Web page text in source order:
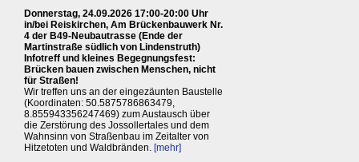
Donnerstag, 24.09.2026 17:00-20:00 Uhr
in/bei Reiskirchen, Am Brückenbauwerk Nr.
4 der B49-Neubautrasse (Ende der
Martinstraße südlich von Lindenstruth)
Infotreff und kleines Begegnungsfest:
Brücken bauen zwischen Menschen, nicht
für Straßen!
Wir treffen uns an der eingezäunten Baustelle
(Koordinaten: 50.5875786863479,
8.855943356247469) zum Austausch über
die Zerstörung des Jossollertales und dem
Wahnsinn von Straßenbau im Zeitalter von
Hitzetoten und Waldbränden. [mehr]